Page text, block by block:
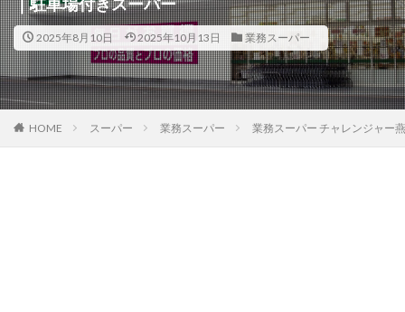
2025年8月10日 2025年10月13日 業務スーパー
HOME スーパー 業務スーパー 業務スーパー チャレンジャー
山梨県
長野県 富山県 石川県
福井県
岐阜県
静岡県 愛知県 三重県
滋賀県
京都府
大阪府 兵庫県 奈良県
和歌山県
鳥取県
島根県 岡山県 広島県
山口県
徳島県
香川県 愛媛県 高知県
福岡県
佐賀県
長崎県 熊本県 大分県
宮崎県